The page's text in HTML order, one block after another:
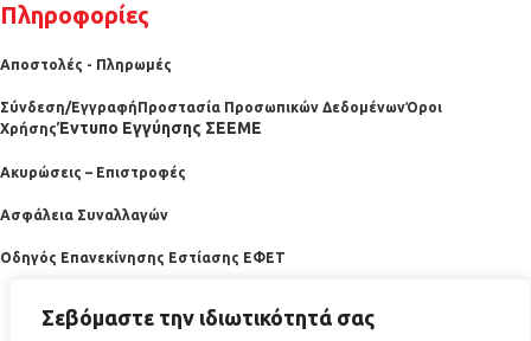
Σεβόμαστε την ιδιωτικότητά σας
Πληροφορίες
Αποστολές - Πληρωμές
Σύνδεση/Εγγραφή Προστασία Προσωπικών ΔεδομένωνΌροι
ΧρήσηςΈντυπο Εγγύησης ΣΕΕΜΕ
Ακυρώσεις – Επιστροφές
Ασφάλεια Συναλλαγών
Οδηγός Επανεκίνησης Εστίασης ΕΦΕΤ